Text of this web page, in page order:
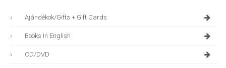
Ajándékok/gifts + Gift Cards
Books In English
CD/DVD